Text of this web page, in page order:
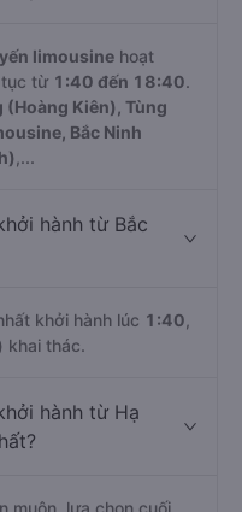
chuyến
limousinehoạt
từ
Bắc Ninh
hành từ Bắc
khởi hành lúc
khai thác.
hành từ Hạ